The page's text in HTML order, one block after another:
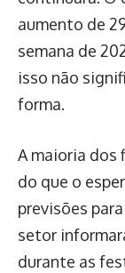
aumento de
semana de
isso não
forma.
A maioria dos
do que o
previsões
setor
durante as